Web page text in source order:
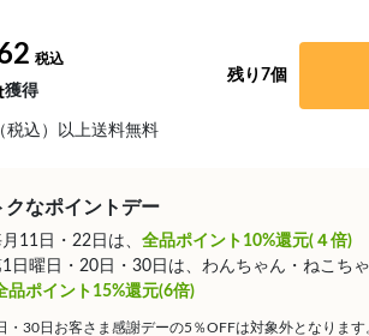
獲得
税込）以上送料無料
残り7個
クなポイントデー
11日・22日は、 全品ポイント10%還元(４倍)
日曜日・20日・30日は、わんちゃん・ねこち
品ポイント15%還元(6倍)
・30日お客さま感謝デーの5％OFFは対象外となります